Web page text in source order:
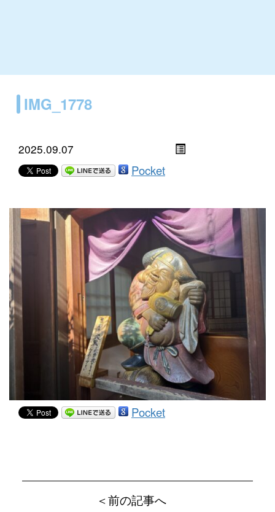
IMG_1778
2025.09.07
Pocket
Pocket
＜前の記事へ